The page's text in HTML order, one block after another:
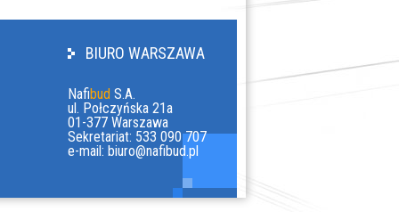
a
BIURO WARSZAWA
Nafibud S.A.
ul. Połczyńska 21a
01-377 Warszawa
Sekretariat: 533 090 707
e-mail: biuro@nafibud.pl